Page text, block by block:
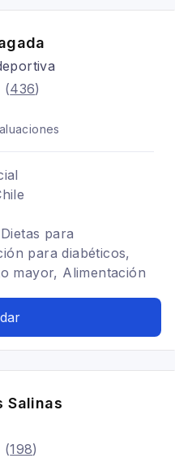
(436)
para
para diabéticos,
mayor, Alimentación
colon irritable,
y veganismo, SIBO
Salinas
(198)